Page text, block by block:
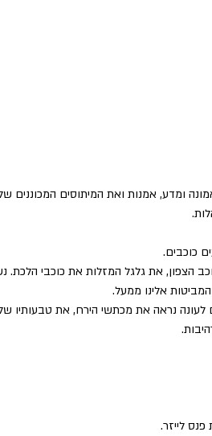
ומדע, אמנות ואת המיתוסים המכוננים
כוכבים.
הצפון, את גלגל המזלות את כוכבי הלכת.
אלינו ממעל.
נראה את מכתשי הירח, את טבעותיו של
לייזר.